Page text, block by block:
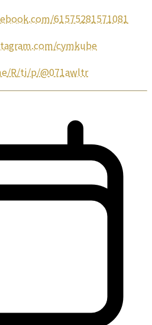
61575281571081
cymkube
R/ti/p/@071awltr